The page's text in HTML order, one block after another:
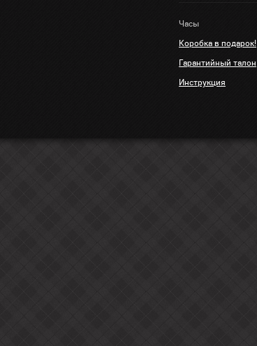
Часы
Коробка в подарок!
Гарантийный талон
Инструкция